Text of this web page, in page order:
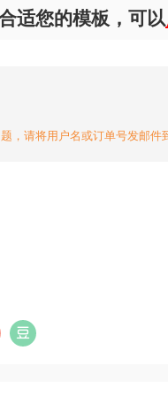
适您的模板，可以
，请将用户名或订单号发邮